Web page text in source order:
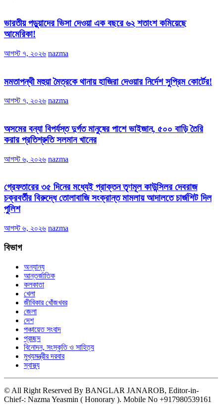
ভারতীয় পড়ুয়াদের ভিসা দেওয়া এক বছরে ৬২ শতাংশ কমিয়েছে
আমেরিকা!
আগস্ট ৭, ২০২৬ nazma
মমতাপন্থী মহুয়া মৈত্রকে থানায় হাজিরা দেওয়ার নির্দেশ সুপ্রিম কোর্টের!
আগস্ট ৭, ২০২৬ nazma
অসমের বন্যা বিপর্যস্ত দুর্গত মানুষের পাশে ভাইজান, ৫০০ বাড়ি তৈরি
করার প্রতিশ্রুতি সলমান খানের
আগস্ট ৬, ২০২৬ nazma
গ্রেফতারের ৩৫ দিনের মধ্যেই প্রাক্তন তৃণমূল কাউন্সিলর দেবরাজ
চক্রবর্তীর বিরুদ্ধে তোলাবাজি সংক্রান্ত মামলায় আদালতে চার্জশিট দিল
পুলিশ
আগস্ট ৬, ২০২৬ nazma
বিভাগ
অন্যান্য
আন্তর্জাতিক
কলকাতা
খেলা
জীবিকার খোঁজখবর
জেলা
দেশ
পঞ্চায়েত সংবাদ
প্রচ্ছদ
বিনোদন, সংস্কৃতি ও সাহিত্য
মুখ্যমন্ত্রীর দরবার
স্বাস্থ্য
© All Right Reserved By BANGLAR JANAROB, Editor-in-
Chief-: Nazma Yeasmin ( Honorary ). Mobile No +917980539161